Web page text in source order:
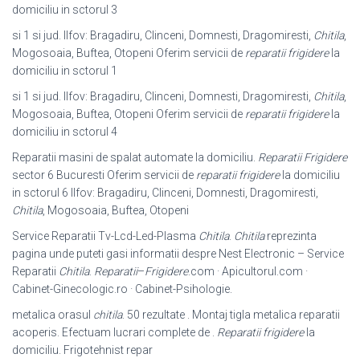
domiciliu in sctorul 3
si 1 si jud. Ilfov: Bragadiru, Clinceni, Domnesti, Dragomiresti, Chitila,
Mogosoaia, Buftea, Otopeni Oferim servicii de reparatii frigiderela
domiciliu in sctorul 1
si 1 si jud. Ilfov: Bragadiru, Clinceni, Domnesti, Dragomiresti, Chitila,
Mogosoaia, Buftea, Otopeni Oferim servicii de reparatii frigiderela
domiciliu in sctorul 4
Reparatii masini de spalat automate la domiciliu. Reparatii Frigidere
sector 6 Bucuresti Oferim servicii de reparatii frigiderela domiciliu
in sctorul 6 Ilfov: Bragadiru, Clinceni, Domnesti, Dragomiresti,
Chitila, Mogosoaia, Buftea, Otopeni
Service Reparatii Tv-Lcd-Led-Plasma Chitila. Chitilareprezinta
pagina unde puteti gasi informatii despre Nest Electronic – Service
Reparatii Chitila. Reparatii–Frigidere.com · Apicultorul.com ·
Cabinet-Ginecologic.ro · Cabinet-Psihologie.
metalica orasul chitila. 50 rezultate . Montaj tigla metalica reparatii
acoperis. Efectuam lucrari complete de . Reparatii frigiderela
domiciliu. Frigotehnist repar